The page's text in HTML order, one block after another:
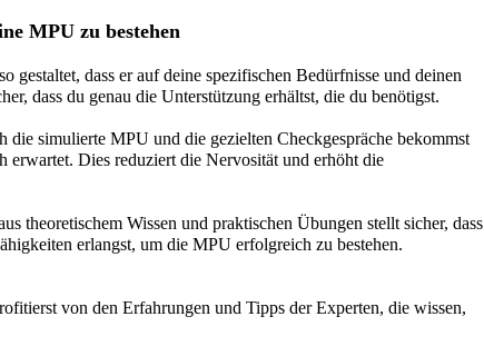
MPU zu bestehen
gestaltet, dass er auf deine spezifischen Bedürfnisse und deinen
dass du genau die Unterstützung erhältst, die du benötigst.
die simulierte MPU und die gezielten Checkgespräche bekommst
erwartet. Dies reduziert die Nervosität und erhöht die
theoretischem Wissen und praktischen Übungen stellt sicher, dass
erlangst, um die MPU erfolgreich zu bestehen.
von den Erfahrungen und Tipps der Experten, die wissen,